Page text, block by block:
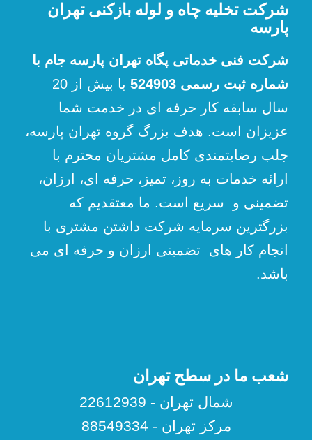
شرکت تخلیه چاه و لوله بازکنی تهران
پارسه
شرکت فنی خدماتی پگاه تهران پارسه جام با
شماره ثبت رسمی 524903
با بیش از 20
سال سابقه کار حرفه ای در خدمت شما
عزیزان است. هدف بزرگ گروه تهران پارسه،
جلب رضایتمندی کامل مشتریان محترم با
ارائه خدمات به روز، تمیز، حرفه ای، ارزان،
تضمینی و سریع است. ما معتقدیم که
بزرگترین سرمایه شرکت داشتن مشتری با
انجام کار های تضمینی ارزان و حرفه ای می
باشد.
شعب ما در سطح تهران
شمال تهران - 22612939
مرکز تهران - 88549334